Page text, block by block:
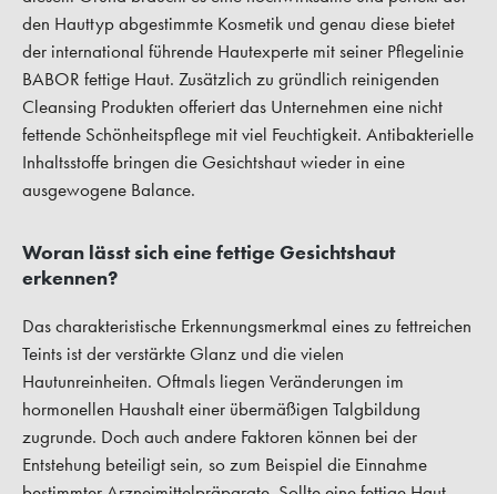
den Hauttyp abgestimmte Kosmetik und genau diese bietet
der international führende Hautexperte mit seiner Pflegelinie
BABOR fettige Haut. Zusätzlich zu gründlich reinigenden
Cleansing Produkten offeriert das Unternehmen eine nicht
fettende Schönheitspflege mit viel Feuchtigkeit. Antibakterielle
Inhaltsstoffe bringen die Gesichtshaut wieder in eine
ausgewogene Balance.
Woran lässt sich eine fettige Gesichtshaut
erkennen?
Das charakteristische Erkennungsmerkmal eines zu fettreichen
Teints ist der verstärkte Glanz und die vielen
Hautunreinheiten. Oftmals liegen Veränderungen im
hormonellen Haushalt einer übermäßigen Talgbildung
zugrunde. Doch auch andere Faktoren können bei der
Entstehung beteiligt sein, so zum Beispiel die Einnahme